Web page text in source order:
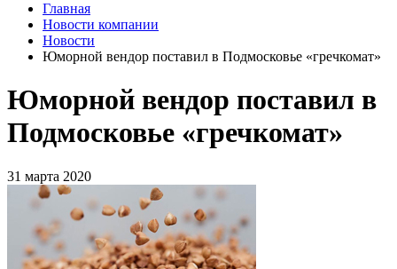
Главная
Новости компании
Новости
Юморной вендор поставил в Подмосковье «гречкомат»
Юморной вендор поставил в
Подмосковье «гречкомат»
31 марта 2020